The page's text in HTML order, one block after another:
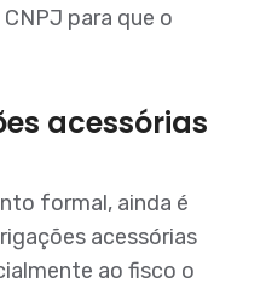
para que o
acessórias
formal, ainda é
acessórias
ao fisco o